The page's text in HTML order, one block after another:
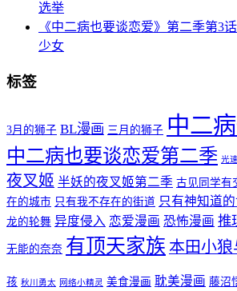
选举
《中二病也要谈恋爱》第二季第3
少女
标签
3月的狮子 BL漫画 三月的狮子 中二
中二病也要谈恋爱第二季 光
夜叉姬 半妖的夜叉姬第二季 古见同学有
在的城市 只有我不存在的街道 只有神知道
龙的轮舞 异度侵入 恋爱漫画 恐怖漫画 推
无能的奈奈 有顶天家族 本田小狼
孩 秋川勇太 网络小精灵 美食漫画 耽美漫画 藤沼